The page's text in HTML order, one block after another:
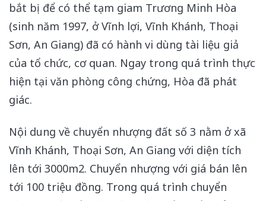
bắt bị để có thể tạm giam Trương Minh Hòa
(sinh năm 1997, ở Vĩnh lợi, Vĩnh Khánh, Thoại
Sơn, An Giang) đã có hành vi dùng tài liệu giả
của tổ chức, cơ quan. Ngay trong quá trình thực
hiện tại văn phòng công chứng, Hòa đã phát
giác.
Nội dung về chuyển nhượng đất số 3 nằm ở xã
Vĩnh Khánh, Thoại Sơn, An Giang với diện tích
lên tới 3000m2. Chuyển nhượng với giá bán lên
tới 100 triệu đồng. Trong quá trình chuyển